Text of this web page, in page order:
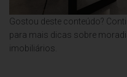
Gostou deste conteúdo?
para mais dicas sobre
imobiliários.